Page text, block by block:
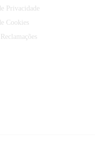
Privacidade
Cookies